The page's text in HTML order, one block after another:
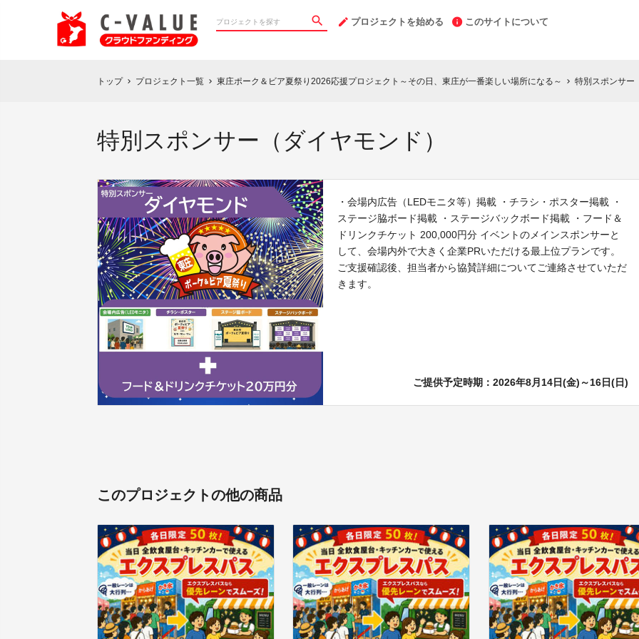
プロジェクトを始める このサイトについて
トップ chevron_right プロジェクト一覧 chevron_right 東庄ポーク＆ビア夏祭り2026応援プロジェクト～その日、東庄が一番楽しい場所になる～ chevron_right 特別スポンサー
特別スポンサー（ダイヤモンド）
・会場内広告（LEDモニタ等）掲載 ・チラシ・ポスター掲載 ・
ステージ脇ボード掲載 ・ステージバックボード掲載 ・フード＆
ドリンクチケット 200,000円分 イベントのメインスポンサーと
して、会場内外で大きく企業PRいただける最上位プランです。
ご支援確認後、担当者から協賛詳細についてご連絡させていただ
きます。
ご提供予定時期：2026年8月14日(金)～16日(日)
このプロジェクトの他の商品